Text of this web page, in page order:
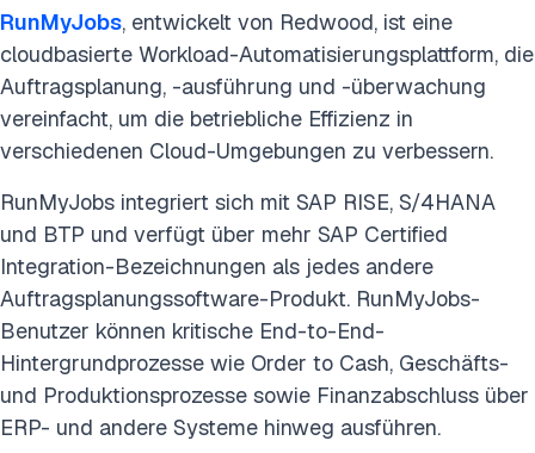
RunMyJobs, entwickelt von Redwood, ist eine
cloudbasierte Workload-Automatisierungsplattform, die
Auftragsplanung, -ausführung und -überwachung
vereinfacht, um die betriebliche Effizienz in
verschiedenen Cloud-Umgebungen zu verbessern.
RunMyJobs integriert sich mit SAP RISE, S/4HANA
und BTP und verfügt über mehr SAP Certified
Integration-Bezeichnungen als jedes andere
Auftragsplanungssoftware-Produkt. RunMyJobs-
Benutzer können kritische End-to-End-
Hintergrundprozesse wie Order to Cash, Geschäfts-
und Produktionsprozesse sowie Finanzabschluss über
ERP- und andere Systeme hinweg ausführen.